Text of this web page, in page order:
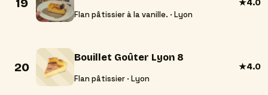
Flan pâtissier à la vanille. · Lyon
★4.0
20
Bouillet Goûter Lyon 8
Flan pâtissier · Lyon
★4.0